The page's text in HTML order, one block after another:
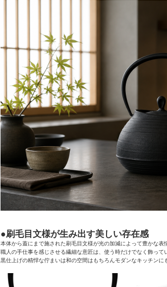
●刷毛目文様が生み出す美しい存在感
本体から蓋にまで施された刷毛目文様が光の加減によって豊かな表
職人の手仕事を感じさせる繊細な意匠は、使う時だけでなく飾って
黒仕上げの精悍な佇まいは和の空間はもちろんモダンなキッチンに